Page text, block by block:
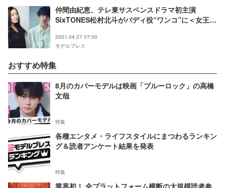
仲間由紀恵、テレ東サスペンスドラマ初主演
SixTONES松村北斗がバディ役“ワンコ”に＜女王の
2021.04.27 07:00
モデルプレス
おすすめ特集
8月のカバーモデルは映画「ブルーロック」の高橋
文哉
特集
各種エンタメ・ライフスタイルにまつわるランキン
グ＆読者アンケート結果を発表
特集